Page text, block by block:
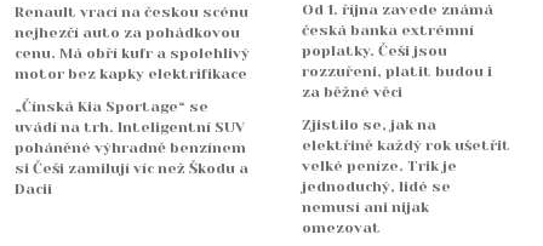
Renault vrací na českou scénu
nejhezčí auto za pohádkovou
cenu. Má obří kufr a spolehlivý
motor bez kapky elektrifikace
„Čínská Kia Sportage“ se
uvádí na trh. Inteligentní SUV
poháněné výhradně benzínem
si Češi zamilují víc než Škodu a
Dacii
Od 1. října zavede známá
česká banka extrémní
poplatky. Češi jsou
rozzuřeni, platit budou i
za běžné věci
Zjistilo se, jak na
elektřině každý rok ušetřit
velké peníze. Trik je
jednoduchý, lidé se
nemusí ani nijak
omezovat